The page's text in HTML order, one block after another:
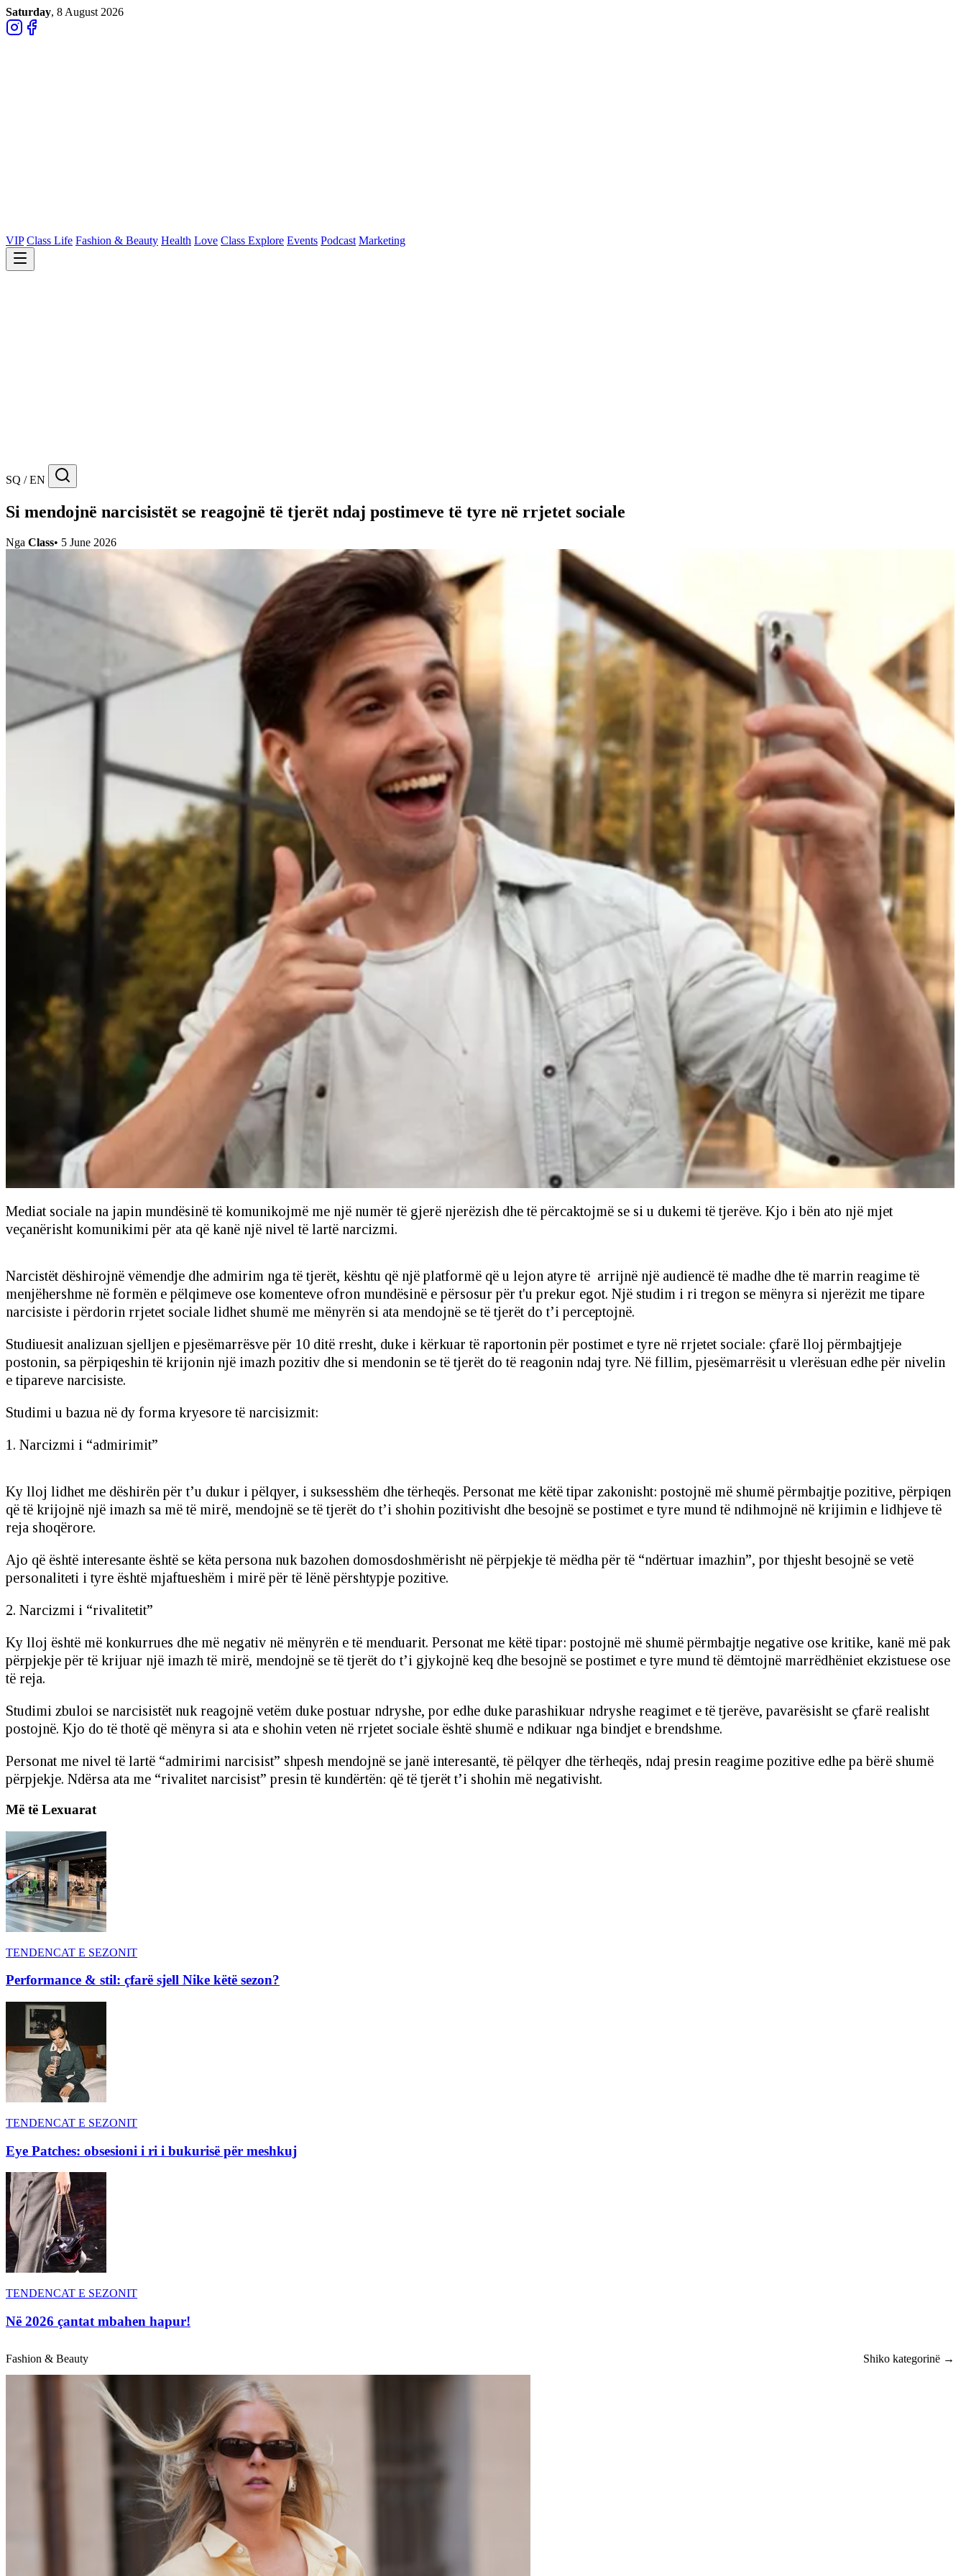
Saturday, 8 August 2026
VIP Class Life Fashion & Beauty Health Love Class Explore Events Podcast Marketing
SQ / EN
Si mendojnë narcisistët se reagojnë të tjerët ndaj postimeve të tyre në rrjetet sociale
Nga Class• 5 June 2026
Mediat sociale na japin mundësinë të komunikojmë me një numër të gjerë njerëzish dhe të përcaktojmë se si u dukemi të tjerëve. Kjo i bën ato një mjet
veçanërisht komunikimi për ata që kanë një nivel të lartë narcizmi.
Narcistët dëshirojnë vëmendje dhe admirim nga të tjerët, kështu që një platformë që u lejon atyre të arrijnë një audiencë të madhe dhe të marrin reagime të
menjëhershme në formën e pëlqimeve ose komenteve ofron mundësinë e përsosur për t'u prekur egot. Një studim i ri tregon se mënyra si njerëzit me tipare
narcisiste i përdorin rrjetet sociale lidhet shumë me mënyrën si ata mendojnë se të tjerët do t’i perceptojnë.
Studiuesit analizuan sjelljen e pjesëmarrësve për 10 ditë rresht, duke i kërkuar të raportonin për postimet e tyre në rrjetet sociale: çfarë lloj përmbajtjeje
postonin, sa përpiqeshin të krijonin një imazh pozitiv dhe si mendonin se të tjerët do të reagonin ndaj tyre. Në fillim, pjesëmarrësit u vlerësuan edhe për nivelin
e tipareve narcisiste.
Studimi u bazua në dy forma kryesore të narcisizmit:
1. Narcizmi i “admirimit”
Ky lloj lidhet me dëshirën për t’u dukur i pëlqyer, i suksesshëm dhe tërheqës. Personat me këtë tipar zakonisht: postojnë më shumë përmbajtje pozitive, përpiqen
që të krijojnë një imazh sa më të mirë, mendojnë se të tjerët do t’i shohin pozitivisht dhe besojnë se postimet e tyre mund të ndihmojnë në krijimin e lidhjeve të
reja shoqërore.
Ajo që është interesante është se këta persona nuk bazohen domosdoshmërisht në përpjekje të mëdha për të “ndërtuar imazhin”, por thjesht besojnë se vetë
personaliteti i tyre është mjaftueshëm i mirë për të lënë përshtypje pozitive.
2. Narcizmi i “rivalitetit”
Ky lloj është më konkurrues dhe më negativ në mënyrën e të menduarit. Personat me këtë tipar: postojnë më shumë përmbajtje negative ose kritike, kanë më pak
përpjekje për të krijuar një imazh të mirë, mendojnë se të tjerët do t’i gjykojnë keq dhe besojnë se postimet e tyre mund të dëmtojnë marrëdhëniet ekzistuese ose
të reja.
Studimi zbuloi se narcisistët nuk reagojnë vetëm duke postuar ndryshe, por edhe duke parashikuar ndryshe reagimet e të tjerëve, pavarësisht se çfarë realisht
postojnë. Kjo do të thotë që mënyra si ata e shohin veten në rrjetet sociale është shumë e ndikuar nga bindjet e brendshme.
Personat me nivel të lartë “admirimi narcisist” shpesh mendojnë se janë interesantë, të pëlqyer dhe tërheqës, ndaj presin reagime pozitive edhe pa bërë shumë
përpjekje. Ndërsa ata me “rivalitet narcisist” presin të kundërtën: që të tjerët t’i shohin më negativisht.
Më të Lexuarat
TENDENCAT E SEZONIT
Performance & stil: çfarë sjell Nike këtë sezon?
TENDENCAT E SEZONIT
Eye Patches: obsesioni i ri i bukurisë për meshkuj
TENDENCAT E SEZONIT
Në 2026 çantat mbahen hapur!
Fashion & Beauty Shiko kategorinë →